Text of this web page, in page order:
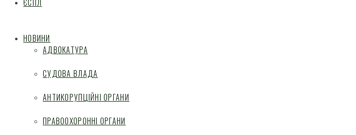
ЄСПЛ
НОВИНИ
АДВОКАТУРА
СУДОВА ВЛАДА
АНТИКОРУПЦІЙНІ ОРГАНИ
ПРАВООХОРОННІ ОРГАНИ